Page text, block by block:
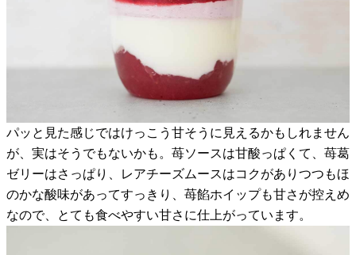
パッと見た感じではけっこう甘そうに見えるかもしれません
が、実はそうでもないかも。苺ソースは甘酸っぱくて、苺葛
ゼリーはさっぱり、レアチーズムースはコクがありつつもほ
のかな酸味があってすっきり、苺餡ホイップも甘さが控えめ
なので、とても食べやすい甘さに仕上がっています。